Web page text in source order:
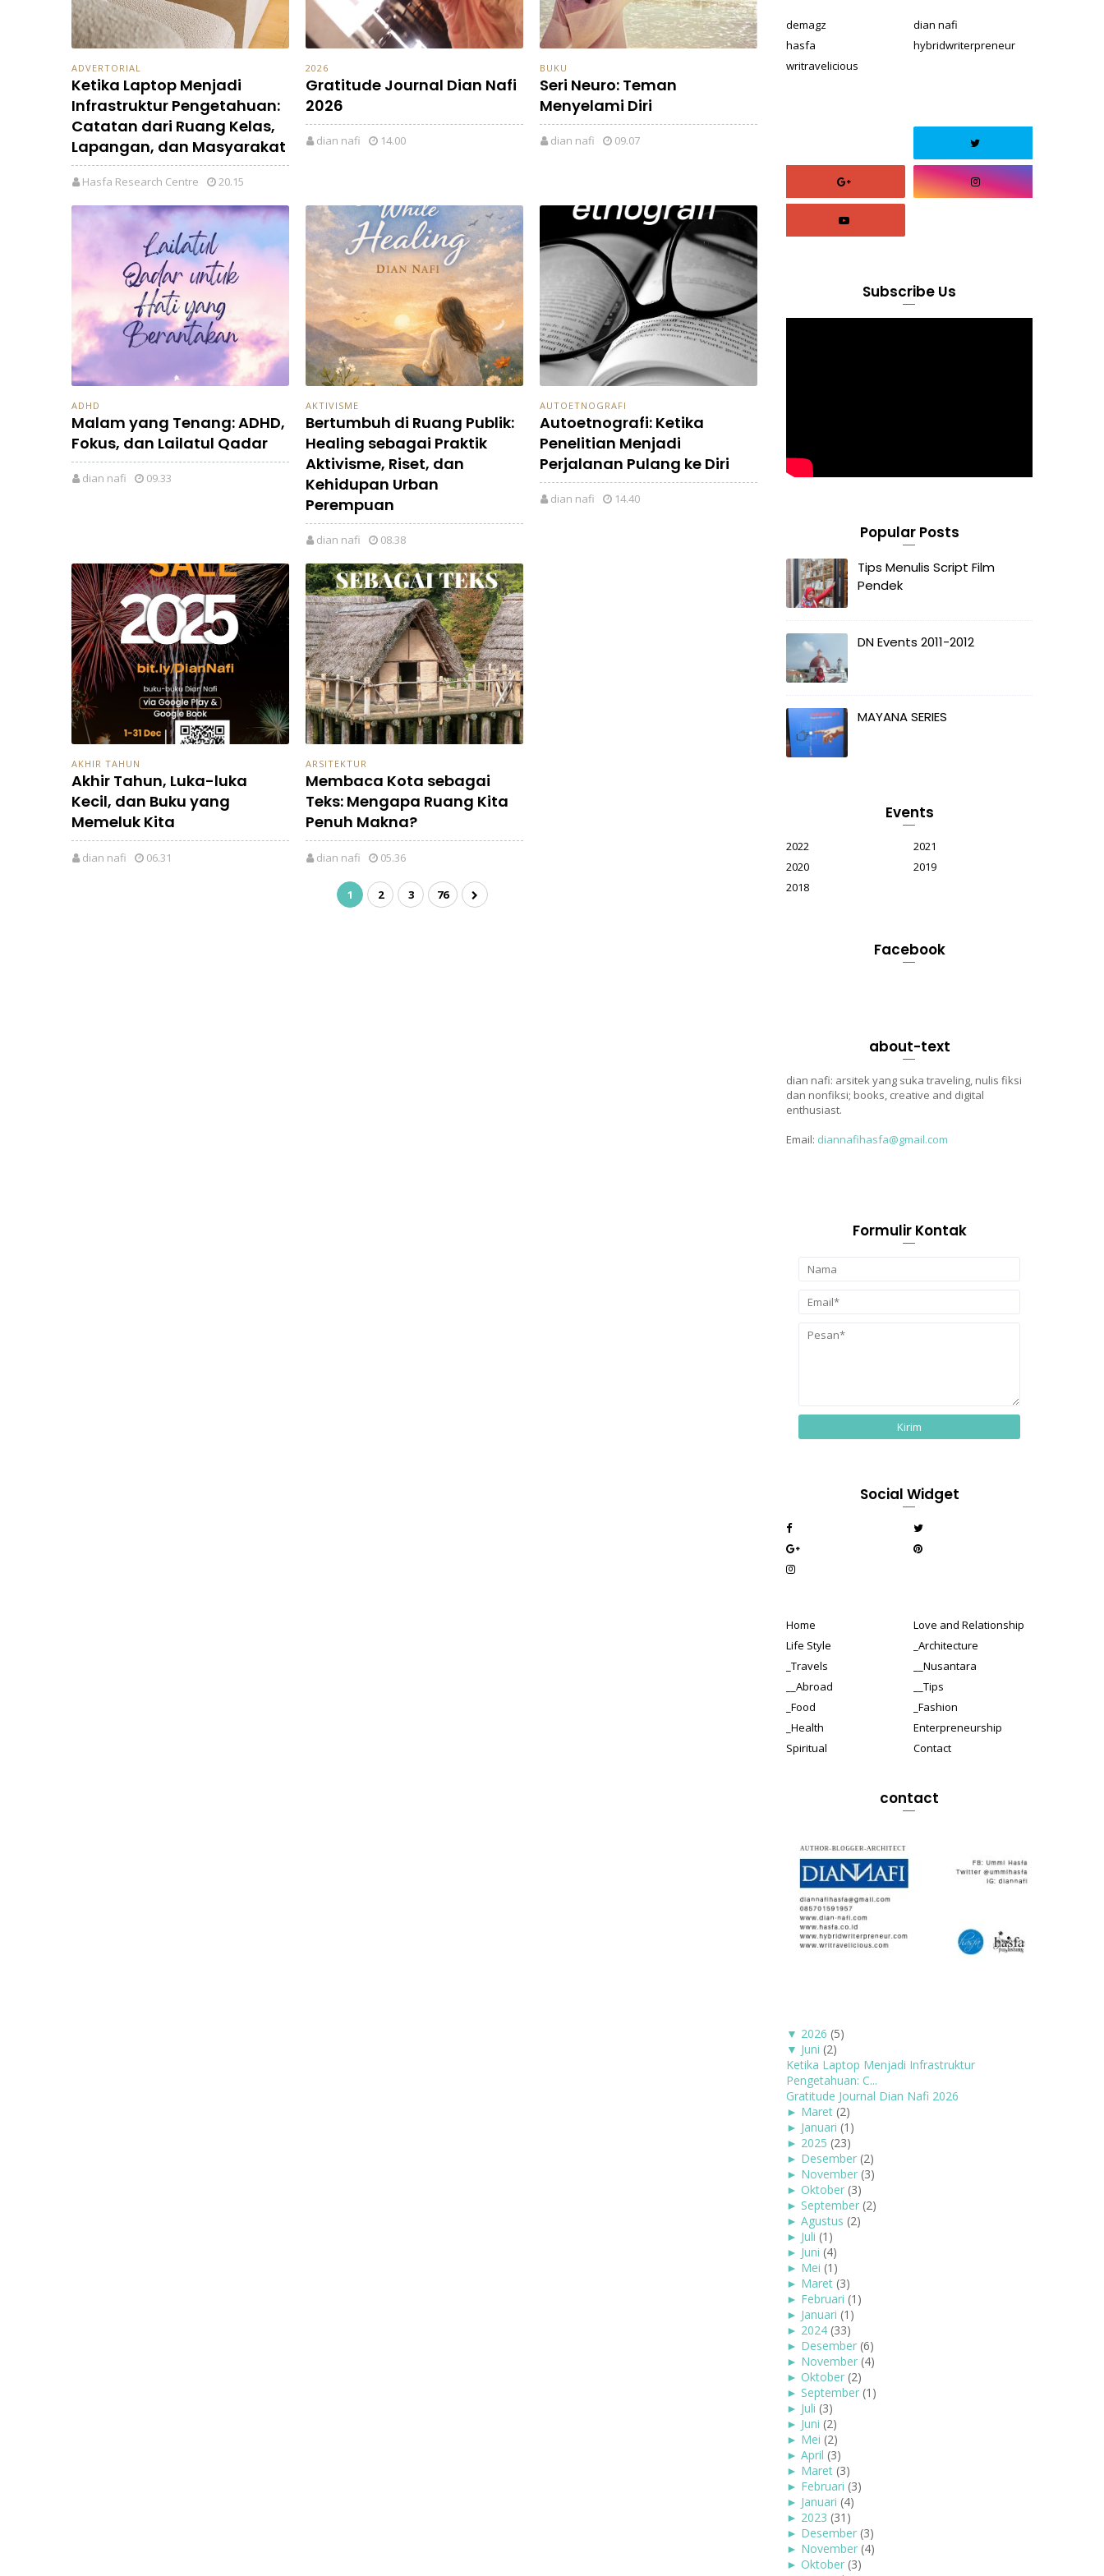
ADVERTORIAL
Ketika Laptop Menjadi
Infrastruktur Pengetahuan:
Catatan dari Ruang Kelas,
Lapangan, dan Masyarakat
Hasfa Research Centre 20.15
2026
Gratitude Journal Dian Nafi
2026
dian nafi 14.00
BUKU
Seri Neuro: Teman
Menyelami Diri
dian nafi 09.07
ADHD
Malam yang Tenang: ADHD,
Fokus, dan Lailatul Qadar
dian nafi 09.33
AKTIVISME
Bertumbuh di Ruang Publik:
Healing sebagai Praktik
Aktivisme, Riset, dan
Kehidupan Urban
Perempuan
dian nafi 08.38
AUTOETNOGRAFI
Autoetnografi: Ketika
Penelitian Menjadi
Perjalanan Pulang ke Diri
dian nafi 14.40
AKHIR TAHUN
Akhir Tahun, Luka-luka
Kecil, dan Buku yang
Memeluk Kita
dian nafi 06.31
ARSITEKTUR
Membaca Kota sebagai
Teks: Mengapa Ruang Kita
Penuh Makna?
dian nafi 05.36
1 2 3 76
demagz
dian nafi
hasfa
hybridwriterpreneur
writravelicious
Subscribe Us
Popular Posts
Tips Menulis Script Film
Pendek
DN Events 2011-2012
MAYANA SERIES
Events
2022
2021
2020
2019
2018
Facebook
about-text
dian nafi: arsitek yang suka traveling, nulis fiksi
dan nonfiksi; books, creative and digital
enthusiast.
Email: diannafihasfa@gmail.com
Formulir Kontak
Social Widget
Home
Love and Relationship
Life Style
_Architecture
_Travels
__Nusantara
__Abroad
__Tips
_Food
_Fashion
_Health
Enterpreneurship
Spiritual
Contact
contact
▼ 2026 (5)
▼ Juni (2)
Ketika Laptop Menjadi Infrastruktur
Pengetahuan: C...
Gratitude Journal Dian Nafi 2026
► Maret (2)
► Januari (1)
► 2025 (23)
► Desember (2)
► November (3)
► Oktober (3)
► September (2)
► Agustus (2)
► Juli (1)
► Juni (4)
► Mei (1)
► Maret (3)
► Februari (1)
► Januari (1)
► 2024 (33)
► Desember (6)
► November (4)
► Oktober (2)
► September (1)
► Juli (3)
► Juni (2)
► Mei (2)
► April (3)
► Maret (3)
► Februari (3)
► Januari (4)
► 2023 (31)
► Desember (3)
► November (4)
► Oktober (3)